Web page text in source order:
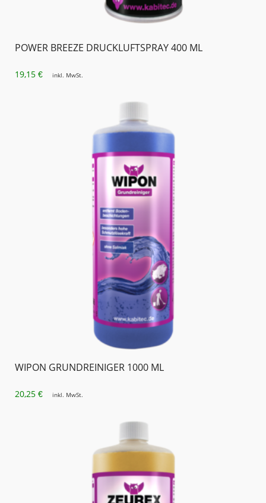
POWER BREEZE DRUCKLUFTSPRAY 400 ML
19,15 € inkl. MwSt.
WIPON GRUNDREINIGER 1000 ML
20,25 € inkl. MwSt.